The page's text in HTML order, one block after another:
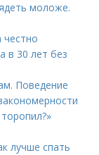
моложе.
в 30 лет без
Поведение
лучше спать